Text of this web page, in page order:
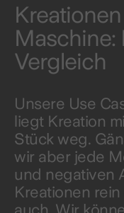
Maschine:
Vergleich
Unsere Use
liegt Kreation
Stück weg.
wir aber jede
und negativen
Kreationen